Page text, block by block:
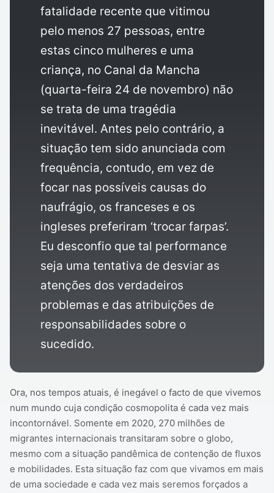
fatalidade recente que vitimou
pelo menos 27 pessoas, entre
estas cinco mulheres e uma
criança, no Canal da Mancha
(quarta-feira 24 de novembro) não
se trata de uma tragédia
inevitável. Antes pelo contrário, a
situação tem sido anunciada com
frequência, contudo, em vez de
focar nas possíveis causas do
naufrágio, os franceses e os
ingleses preferiram ‘trocar farpas’.
Eu desconfio que tal performance
seja uma tentativa de desviar as
atenções dos verdadeiros
problemas e das atribuições de
responsabilidades sobre o
sucedido.
Ora, nos tempos atuais, é inegável o facto de que vivemos
num mundo cuja condição cosmopolita é cada vez mais
incontornável. Somente em 2020, 270 milhões de
migrantes internacionais transitaram sobre o globo,
mesmo com a situação pandêmica de contenção de fluxos
e mobilidades. Esta situação faz com que vivamos em mais
de uma sociedade e cada vez mais seremos forçados a